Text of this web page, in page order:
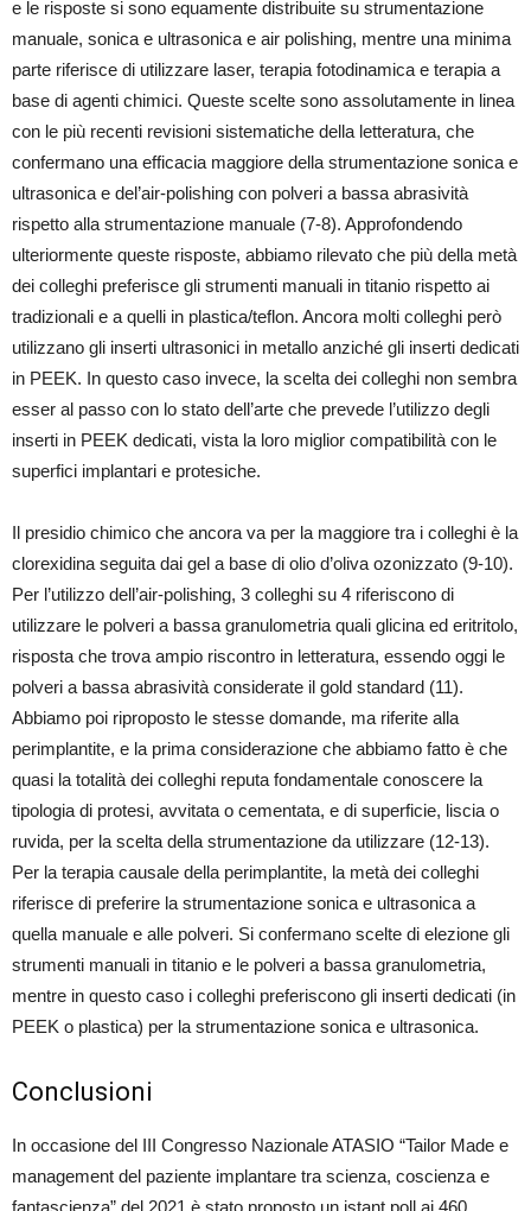
e le risposte si sono equamente distribuite su strumentazione
manuale, sonica e ultrasonica e air polishing, mentre una minima
parte riferisce di utilizzare laser, terapia fotodinamica e terapia a
base di agenti chimici. Queste scelte sono assolutamente in linea
con le più recenti revisioni sistematiche della letteratura, che
confermano una efficacia maggiore della strumentazione sonica e
ultrasonica e del’air-polishing con polveri a bassa abrasività
rispetto alla strumentazione manuale (7-8). Approfondendo
ulteriormente queste risposte, abbiamo rilevato che più della metà
dei colleghi preferisce gli strumenti manuali in titanio rispetto ai
tradizionali e a quelli in plastica/teflon. Ancora molti colleghi però
utilizzano gli inserti ultrasonici in metallo anziché gli inserti dedicati
in PEEK. In questo caso invece, la scelta dei colleghi non sembra
esser al passo con lo stato dell’arte che prevede l’utilizzo degli
inserti in PEEK dedicati, vista la loro miglior compatibilità con le
superfici implantari e protesiche.
Il presidio chimico che ancora va per la maggiore tra i colleghi è la
clorexidina seguita dai gel a base di olio d’oliva ozonizzato (9-10).
Per l’utilizzo dell’air-polishing, 3 colleghi su 4 riferiscono di
utilizzare le polveri a bassa granulometria quali glicina ed eritritolo,
risposta che trova ampio riscontro in letteratura, essendo oggi le
polveri a bassa abrasività considerate il gold standard (11).
Abbiamo poi riproposto le stesse domande, ma riferite alla
perimplantite, e la prima considerazione che abbiamo fatto è che
quasi la totalità dei colleghi reputa fondamentale conoscere la
tipologia di protesi, avvitata o cementata, e di superficie, liscia o
ruvida, per la scelta della strumentazione da utilizzare (12-13).
Per la terapia causale della perimplantite, la metà dei colleghi
riferisce di preferire la strumentazione sonica e ultrasonica a
quella manuale e alle polveri. Si confermano scelte di elezione gli
strumenti manuali in titanio e le polveri a bassa granulometria,
mentre in questo caso i colleghi preferiscono gli inserti dedicati (in
PEEK o plastica) per la strumentazione sonica e ultrasonica.
Conclusioni
In occasione del III Congresso Nazionale ATASIO “Tailor Made e
management del paziente implantare tra scienza, coscienza e